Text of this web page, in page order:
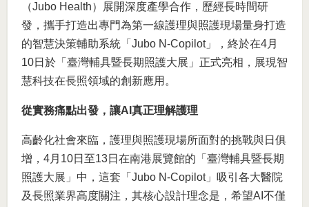
（Jubo Health）展開深度產學合作，歷經長時間研
發，攜手打造出專門為第一線護理與照護現場量身打造
的智慧決策輔助系統「Jubo N-Copilot」，終於在4月
10日於「臺灣輔具暨長期照護大展」正式亮相，展現智
慧科技在長照領域的創新應用。
從實務痛點出發，讓AI真正理解護理
高齡化社會來臨，護理與照護現場所面對的挑戰與日俱
增，4月10日至13日在南港展覽館的「臺灣輔具暨長期
照護大展」中，這套「Jubo N-Copilot」吸引各大醫院
及長照業界高度關注，其核心設計理念是，希望AI不僅